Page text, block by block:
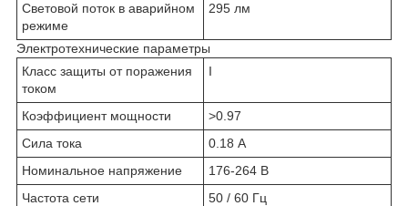
Световой поток в аварийном
режиме
295 лм
Электротехнические параметры
Класс защиты от поражения
током
I
Коэффициент мощности
>0.97
Сила тока
0.18 А
Номинальное напряжение
176-264 В
Частота сети
50 / 60 Гц